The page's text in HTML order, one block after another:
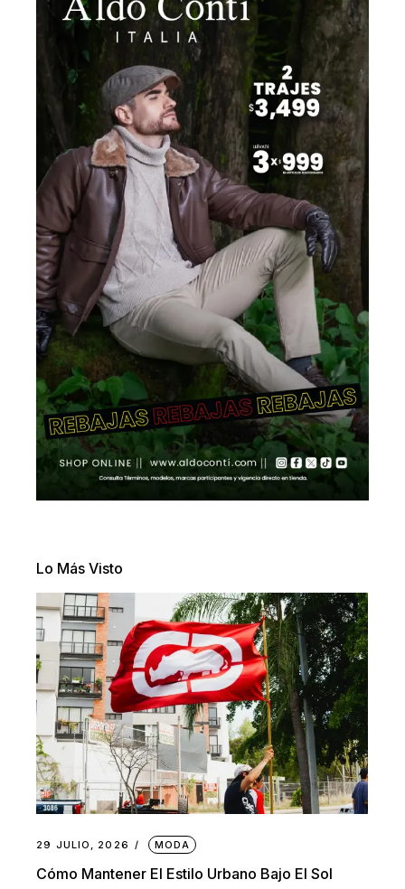
Lo Más Visto
29 JULIO, 2026 MODA
Cómo Mantener El Estilo Urbano Bajo El Sol